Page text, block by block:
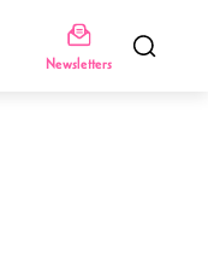
Newsletters